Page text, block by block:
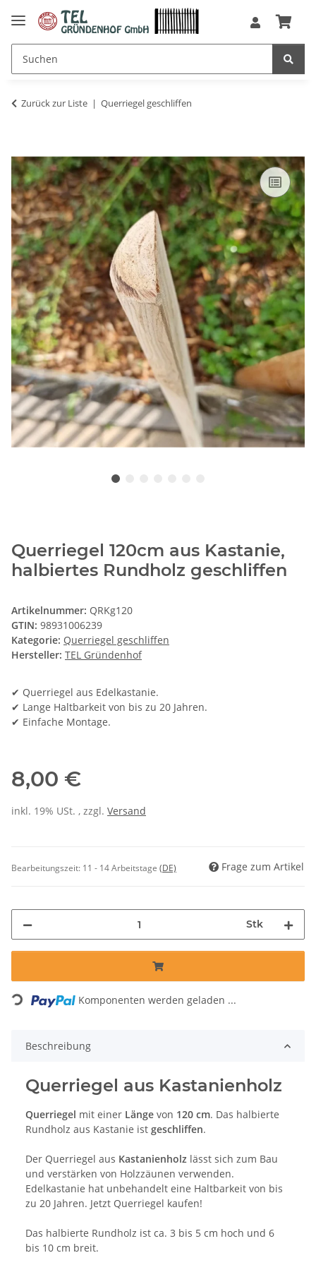
Zurück zur Liste Querriegel geschliffen
Querriegel 120cm aus Kastanie,
halbiertes Rundholz geschliffen
Artikelnummer: QRKg120
GTIN: 98931006239
Kategorie: Querriegel geschliffen
Hersteller: TEL Gründenhof
✔ Querriegel aus Edelkastanie.
✔ Lange Haltbarkeit von bis zu 20 Jahren.
✔ Einfache Montage.
8,00 €
inkl. 19% USt. , zzgl. Versand
Bearbeitungszeit: 11 - 14 Arbeitstage (DE) Frage zum Artikel
Stk
Loading... Komponenten werden geladen ...
Beschreibung
Querriegel aus Kastanienholz
Querriegel mit einer Länge von 120 cm. Das halbierte
Rundholz aus Kastanie ist geschliffen.
Der Querriegel aus Kastanienholz lässt sich zum Bau
und verstärken von Holzzäunen verwenden.
Edelkastanie hat unbehandelt eine Haltbarkeit von bis
zu 20 Jahren. Jetzt Querriegel kaufen!
Das halbierte Rundholz ist ca. 3 bis 5 cm hoch und 6
bis 10 cm breit.